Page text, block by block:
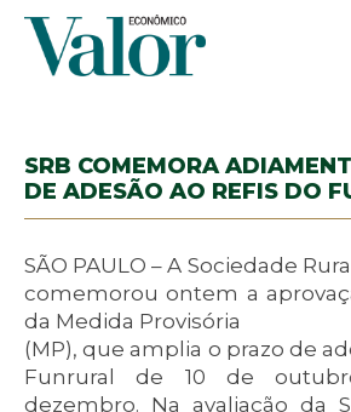
SRB COMEMORA
DE ADESÃO AO REFIS DO
SÃO PAULO – A Sociedade
comemorou ontem a
da Medida Provisória
(MP), que amplia o prazo de
Funrural de 10 de
dezembro. Na avaliação da